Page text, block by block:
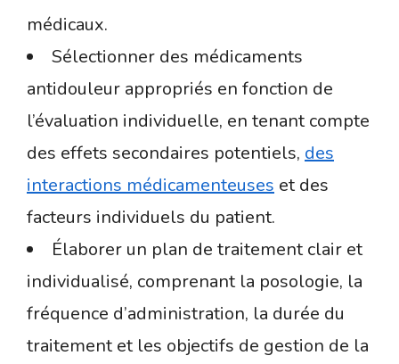
médicaux.
Sélectionner des médicaments
antidouleur appropriés en fonction de
l’évaluation individuelle, en tenant compte
des effets secondaires potentiels, des
interactions médicamenteuses et des
facteurs individuels du patient.
Élaborer un plan de traitement clair et
individualisé, comprenant la posologie, la
fréquence d’administration, la durée du
traitement et les objectifs de gestion de la